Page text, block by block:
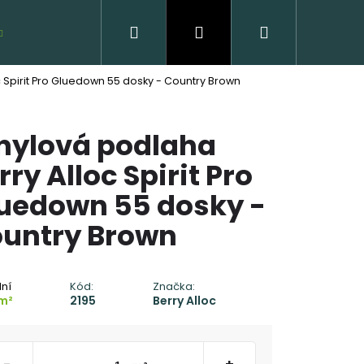
VZORKY ZDARMA Hľadať Prihlásenie
Pro Gluedown 55 dosky - Country Brown
podlaha
Alloc Spirit Pro
55 dosky -
Brown
Kód:
2195
Značka:
Berry Alloc
PODLAHA
- CLICK
€